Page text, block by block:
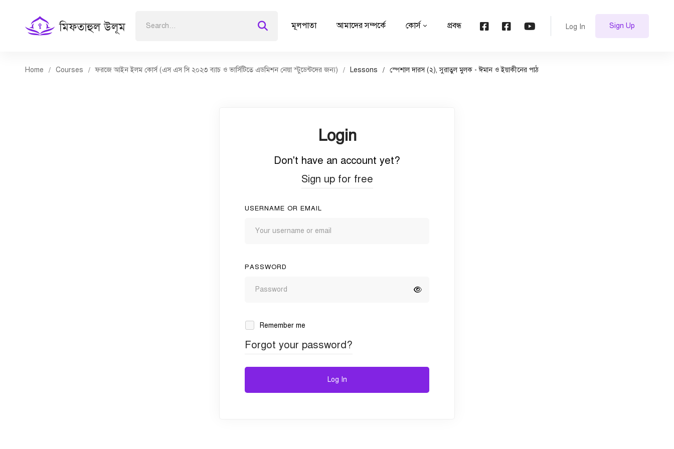
Search
মূলপাতা আমাদের সম্পর্কে কোর্স প্রবন্ধ Log In Sign Up
Home Courses ফরজে আইন ইলম কোর্স (এস এস সি ২০২৩ ব্যাচ ও ভার্সিটিতে এডমিশন নেয়া স্টুডেন্টদের জন্য) Lessons স্পেশাল দারস (২), সুরাতুল মুলক - ঈমান ও ইয়াকীনের পাঠ
Login
Don't have an account yet?
Sign up for free
USERNAME OR EMAIL
PASSWORD
Remember me
Forgot your password?
Log In